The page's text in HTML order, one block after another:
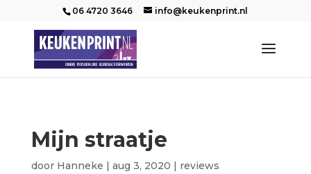
06 4720 3646 info@keukenprint.nl
Mijn straatje
door Hanneke | aug 3, 2020 | reviews